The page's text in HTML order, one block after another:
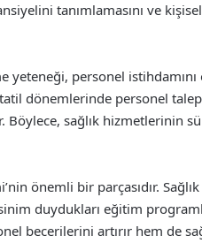
tanımlamasını ve
personel istihdamını
dönemlerinde personel
sağlık hizmetlerinin
önemli bir parçasıdır. Sağlık
duydukları eğitim
becerilerini artırır hem de